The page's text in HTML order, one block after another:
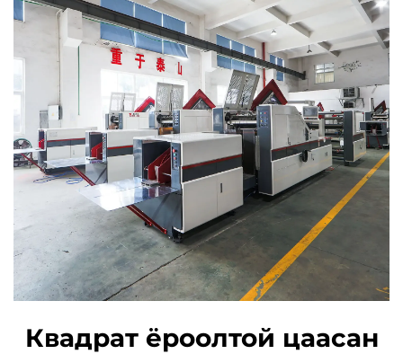
Мэдээ
Холбоо Барих
Түгээмэл асуулт
Квадрат ёроолтой цаасан